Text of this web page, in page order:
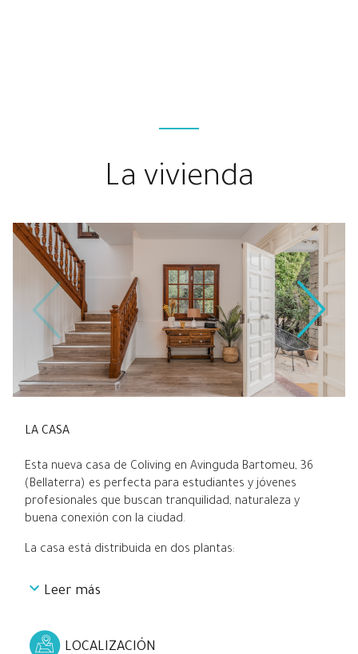
La vivienda
LA CASA
Esta nueva casa de Coliving en Avinguda Bartomeu, 36
(Bellaterra) es perfecta para estudiantes y jóvenes
profesionales que buscan tranquilidad, naturaleza y
buena conexión con la ciudad.
La casa está distribuida en dos plantas:
En la planta baja encontrarás un salón amplio y luminoso
equipada, además de las habitaciones 1, 2 y 3.
Leer más
LOCALIZACIÓN